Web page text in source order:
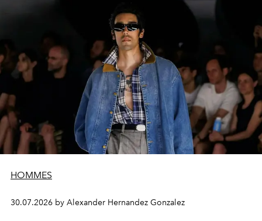
HOMMES
30.07.2026 by Alexander Hernandez Gonzalez